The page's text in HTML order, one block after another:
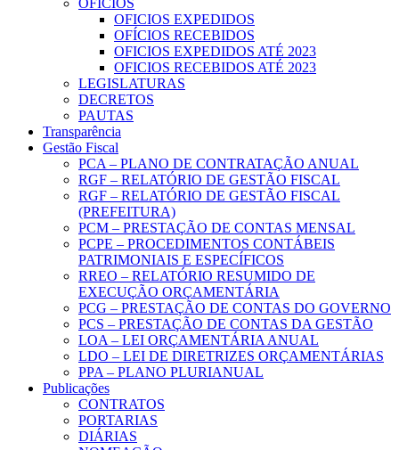
OFICIOS
OFICIOS EXPEDIDOS
OFÍCIOS RECEBIDOS
OFICIOS EXPEDIDOS ATÉ 2023
OFICIOS RECEBIDOS ATÉ 2023
LEGISLATURAS
DECRETOS
PAUTAS
Transparência
Gestão Fiscal
PCA – PLANO DE CONTRATAÇÃO ANUAL
RGF – RELATÓRIO DE GESTÃO FISCAL
RGF – RELATÓRIO DE GESTÃO FISCAL
(PREFEITURA)
PCM – PRESTAÇÃO DE CONTAS MENSAL
PCPE – PROCEDIMENTOS CONTÁBEIS
PATRIMONIAIS E ESPECÍFICOS
RREO – RELATÓRIO RESUMIDO DE
EXECUÇÃO ORÇAMENTÁRIA
PCG – PRESTAÇÃO DE CONTAS DO GOVERNO
PCS – PRESTAÇÃO DE CONTAS DA GESTÃO
LOA – LEI ORÇAMENTÁRIA ANUAL
LDO – LEI DE DIRETRIZES ORÇAMENTÁRIAS
PPA – PLANO PLURIANUAL
Publicações
CONTRATOS
PORTARIAS
DIÁRIAS